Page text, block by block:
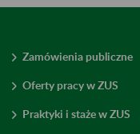
Zamówienia publiczne
Oferty pracy w ZUS
Praktyki i staże w ZUS